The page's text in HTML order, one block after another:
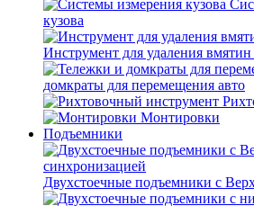
кузова
Инструмент для удаления вмятин
домкраты для перемещения авто
Монтировки
Подъемники
Двухстоечные подъемники с